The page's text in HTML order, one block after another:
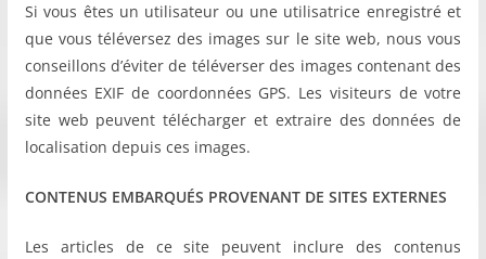
Si vous êtes un utilisateur ou une utilisatrice enregistré et
que vous téléversez des images sur le site web, nous vous
conseillons d’éviter de téléverser des images contenant des
données EXIF de coordonnées GPS. Les visiteurs de votre
site web peuvent télécharger et extraire des données de
localisation depuis ces images.
CONTENUS EMBARQUÉS PROVENANT DE SITES EXTERNES
Les articles de ce site peuvent inclure des contenus